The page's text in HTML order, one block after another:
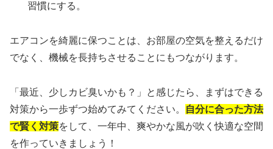
習慣にする。
エアコンを綺麗に保つことは、お部屋の空気を整えるだけ
でなく、機械を長持ちさせることにもつながります。
「最近、少しカビ臭いかも？」と感じたら、まずはできる
対策から一歩ずつ始めてみてください。
自分に合った方法
で賢く対策をして、一年中、爽やかな風が吹く快適な空間
を作っていきましょう！